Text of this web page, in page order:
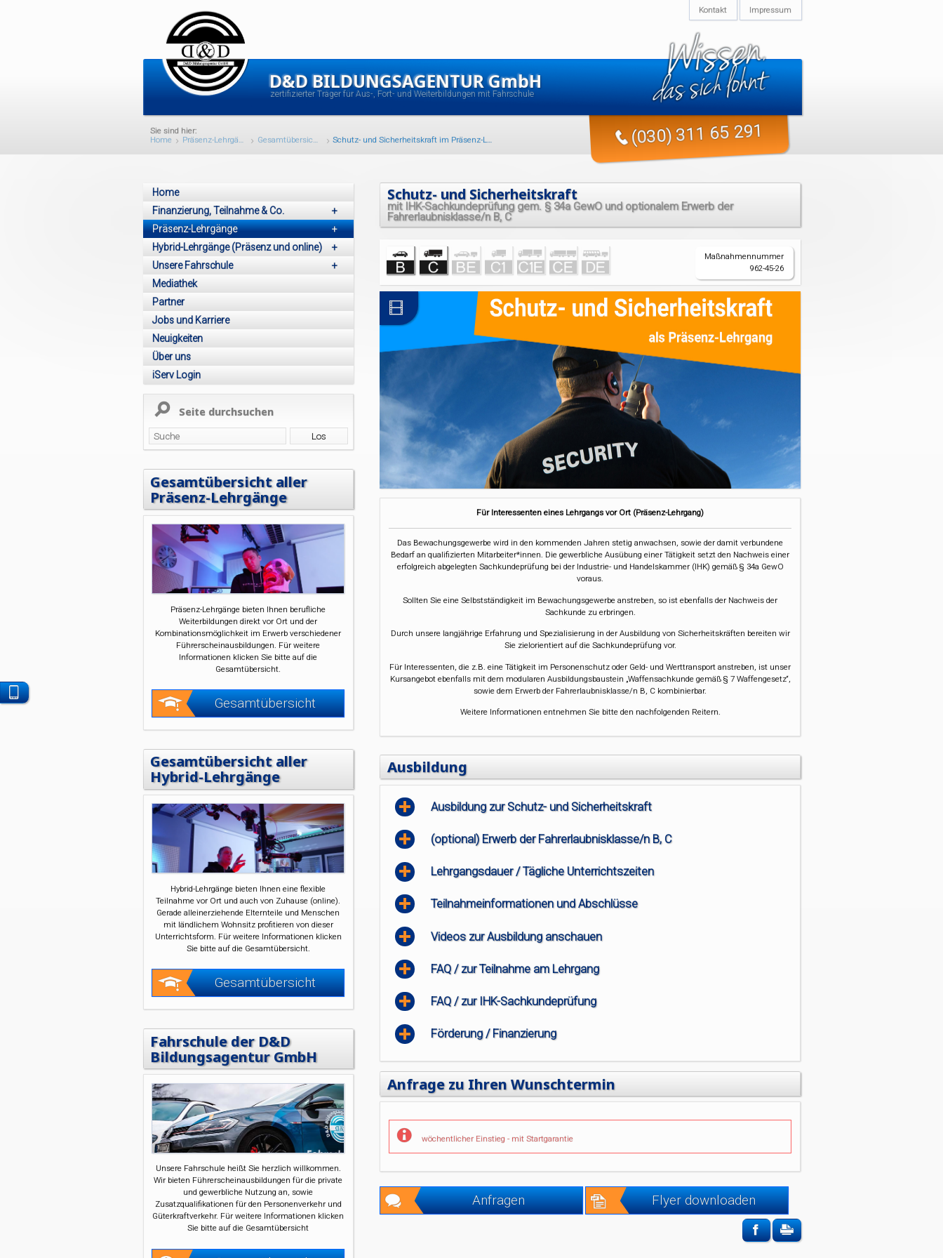
Kontaktieren
Kontakt Impressum
D&D BILDUNGSAGENTUR GmbH
zertifizierter Träger für Aus-, Fort- und Weiterbildungen mit Fahrschule
(030) 311 65 291
Home Präsenz-Lehrgänge Gesamtübersicht unserer Präsenz-Lehrgänge Schutz- und Sicherheitskraft im Präsenz-Lehrgang
Schutz- und Sicherheitskraft
mit IHK-Sachkundeprüfung gem. § 34a GewO und optionalem Erwerb der
Fahrerlaubnisklasse/n B, C
Maßnahmennummer
962-45-26
Für Interessenten eines Lehrgangs vor Ort (Präsenz-Lehrgang)
Das Bewachungsgewerbe wird in den kommenden Jahren stetig anwachsen, sowie der damit verbundene
Bedarf an qualifizierten Mitarbeiter*innen. Die gewerbliche Ausübung einer Tätigkeit setzt den Nachweis einer
erfolgreich abgelegten Sachkundeprüfung bei der Industrie- und Handelskammer (IHK) gemäß § 34a GewO
voraus.
Sollten Sie eine Selbstständigkeit im Bewachungsgewerbe anstreben, so ist ebenfalls der Nachweis der
Sachkunde zu erbringen.
Durch unsere langjährige Erfahrung und Spezialisierung in der Ausbildung von Sicherheitskräften bereiten wir
Sie zielorientiert auf die Sachkundeprüfung vor.
Für Interessenten, die z.B. eine Tätigkeit im Personenschutz oder Geld- und Werttransport anstreben, ist unser
Kursangebot ebenfalls mit dem modularen Ausbildungsbaustein „Waffensachkunde gemäß § 7 Waffengesetz“,
sowie dem Erwerb der Fahrerlaubnisklasse/n B, C kombinierbar.
Weitere Informationen entnehmen Sie bitte den nachfolgenden Reitern.
Ausbildung
Ausbildung zur Schutz- und Sicherheitskraft
(optional) Erwerb der Fahrerlaubnisklasse/n B, C
Lehrgangsdauer / Tägliche Unterrichtszeiten
Teilnahmeinformationen und Abschlüsse
Videos zur Ausbildung anschauen
FAQ / zur Teilnahme am Lehrgang
FAQ / zur IHK-Sachkundeprüfung
Förderung / Finanzierung
Anfrage zu Ihren Wunschtermin
wöchentlicher Einstieg - mit Startgarantie
Anfragen Flyer downloaden
Home
Finanzierung, Teilnahme & Co.
+
Präsenz-Lehrgänge
+
Hybrid-Lehrgänge (Präsenz und online)
+
Unsere Fahrschule
+
Mediathek
Partner
Jobs und Karriere
Neuigkeiten
Über uns
iServ Login
Seite durchsuchen
Gesamtübersicht aller
Präsenz-Lehrgänge
Präsenz-Lehrgänge bieten Ihnen berufliche
Weiterbildungen direkt vor Ort und der
Kombinationsmöglichkeit im Erwerb verschiedener
Führerscheinausbildungen. Für weitere
Informationen klicken Sie bitte auf die
Gesamtübersicht.
Gesamtübersicht
Gesamtübersicht aller
Hybrid-Lehrgänge
Hybrid-Lehrgänge bieten Ihnen eine flexible
Teilnahme vor Ort und auch von Zuhause (online).
Gerade alleinerziehende Elternteile und Menschen
mit ländlichem Wohnsitz profitieren von dieser
Unterrichtsform. Für weitere Informationen klicken
Sie bitte auf die Gesamtübersicht.
Gesamtübersicht
Fahrschule der D&D
Bildungsagentur GmbH
Unsere Fahrschule heißt Sie herzlich willkommen.
Wir bieten Führerscheinausbildungen für die private
und gewerbliche Nutzung an, sowie
Zusatzqualifikationen für den Personenverkehr und
Güterkraftverkehr. Für weitere Informationen klicken
Sie bitte auf die Gesamtübersicht